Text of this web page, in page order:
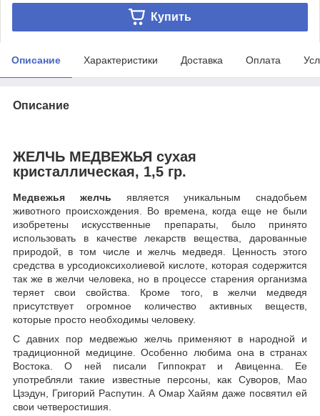
Купить
Описание Характеристики Доставка Оплата
Описание
ЖЕЛЧЬ МЕДВЕЖЬЯ сухая
кристаллическая, 1,5 гр.
Медвежья желчь является уникальным снадобьем
животного происхождения. Во времена, когда еще не были
изобретены искусственные препараты, было принято
использовать в качестве лекарств вещества, дарованные
природой, в том числе и желчь медведя. Ценность этого
средства в урсодиоксихолиевой кислоте, которая содержится
так же в желчи человека, но в процессе старения организма
теряет свои свойства. Кроме того, в желчи медведя
присутствует огромное количество активных веществ,
которые просто необходимы человеку.
С давних пор медвежью желчь применяют в народной и
традиционной медицине. Особенно любима она в странах
Востока. О ней писали Гиппократ и Авиценна. Ее
употребляли такие известные персоны, как Суворов, Мао
Цзэдун, Григорий Распутин. А Омар Хайям даже посвятил ей
свои четверостишия.